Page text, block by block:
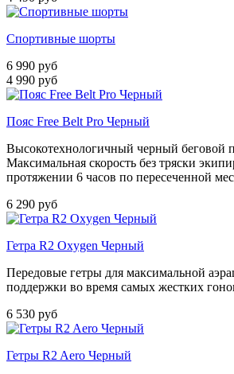
Спортивные шорты
6 990 руб
4 990 руб
Пояс Free Belt Pro Черный
Высокотехнологичный черный беговой
Максимальная скорость без тряски
протяжении 6 часов по пересеченной
6 290 руб
Гетра R2 Oxygen Черный
Передовые гетры для максимальной
поддержки во время самых жестких
6 530 руб
Гетры R2 Aero Черный